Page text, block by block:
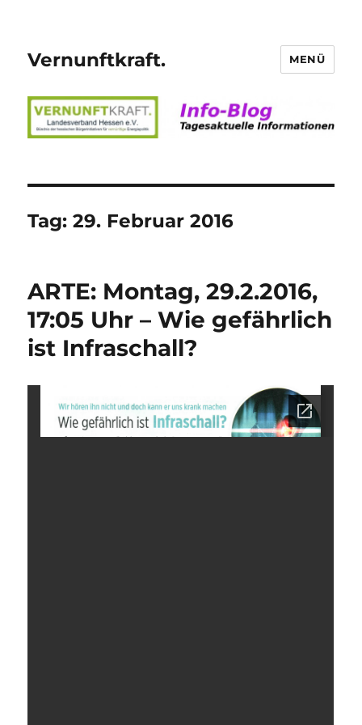
Vernunftkraft. MENÜ
Tag:29. Februar 2016
ARTE: Montag, 29.2.2016,
17:05 Uhr – Wie gefährlich
ist Infraschall?